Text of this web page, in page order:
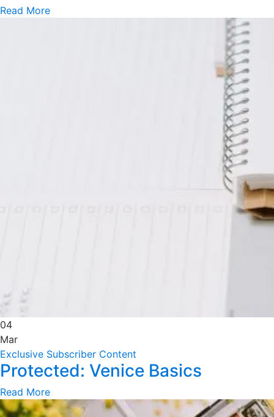
Read More
04
Mar
Exclusive Subscriber Content
Protected: Venice Basics
Read More